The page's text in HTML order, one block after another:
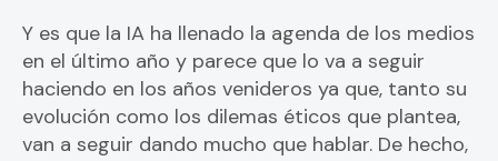
Y es que la IA ha llenado la agenda de los medios
en el último año y parece que lo va a seguir
haciendo en los años venideros ya que, tanto su
evolución como los dilemas éticos que plantea,
van a seguir dando mucho que hablar. De hecho,